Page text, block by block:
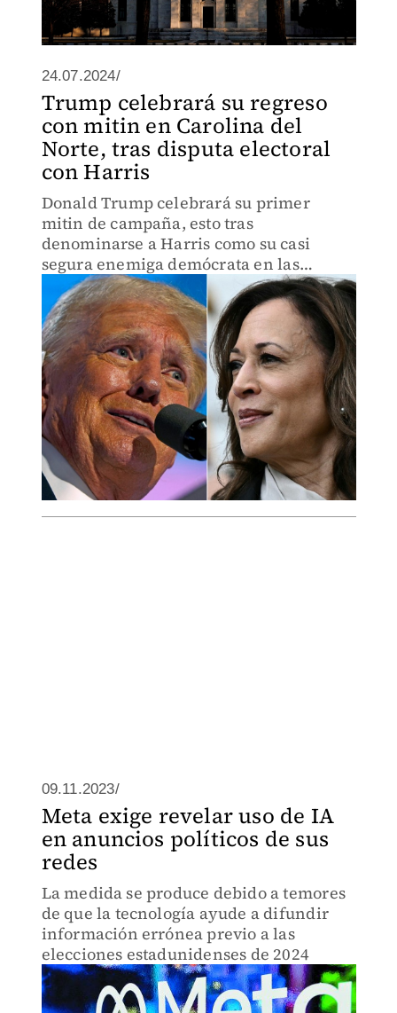
24.07.2024/
Trump celebrará su regreso
con mitin en Carolina del
Norte, tras disputa electoral
con Harris
Donald Trump celebrará su primer
mitin de campaña, esto tras
denominarse a Harris como su casi
segura enemiga demócrata en las
elecciones de 2024.
09.11.2023/
Meta exige revelar uso de IA
en anuncios políticos de sus
redes
La medida se produce debido a temores
de que la tecnología ayude a difundir
información errónea previo a las
elecciones estadunidenses de 2024